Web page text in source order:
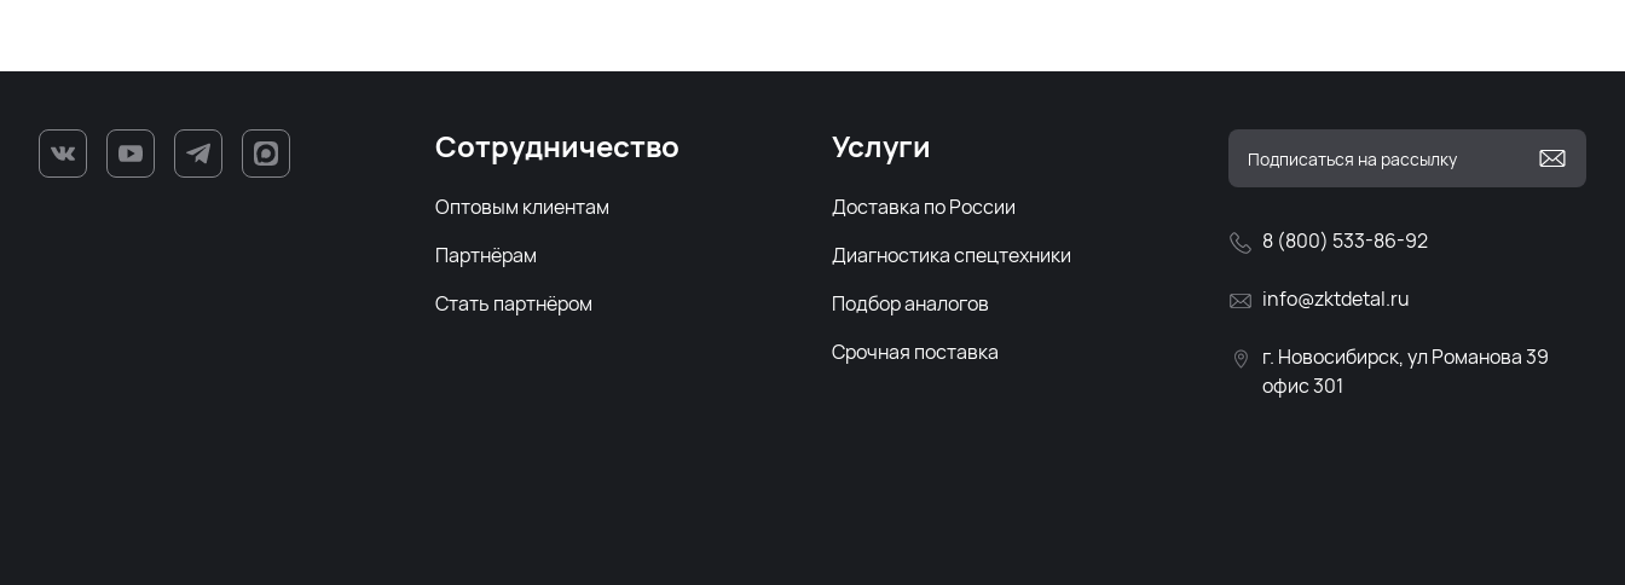
8 (800) 533-86-92
info@zktdetal.ru
г. Новосибирск, ул Романова 39
офис 301
Сотрудничество
Оптовым клиентам
Партнёрам
Стать партнёром
Услуги
Доставка по России
Диагностика спецтехники
Подбор аналогов
Срочная поставка